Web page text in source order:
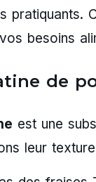
pratiquants.
besoins
de
est une
leur